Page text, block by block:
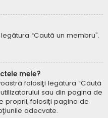
“Caută un membru”.
mele?
folosiţi legătura “Căută
sau din pagina de
proprii, folosiţi pagina de
adecvate.